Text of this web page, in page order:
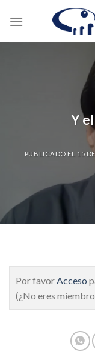
Y
PUBLICADO EL 15
Por favorAcceso
(¿No eres